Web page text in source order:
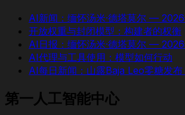
AI新闻：缅怀汤米·德塔莫尔 —
开放权重与封闭模型：构建者的权衡
AI日报：缅怀汤米·德塔莫尔 —
AI代理与工具使用：模型如何行动
AI每日新闻：山露Baja Leo零糖发
第一人工智能中心